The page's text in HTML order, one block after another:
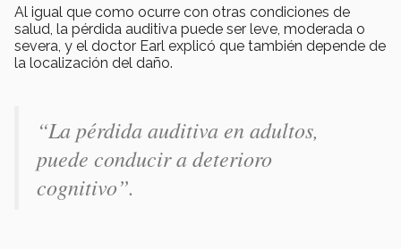
Al igual que como ocurre con otras condiciones de
salud, la pérdida auditiva puede ser leve, moderada o
severa, y el doctor Earl explicó que también depende de
la localización del daño.
“La pérdida auditiva en adultos,
puede conducir a deterioro
cognitivo”.